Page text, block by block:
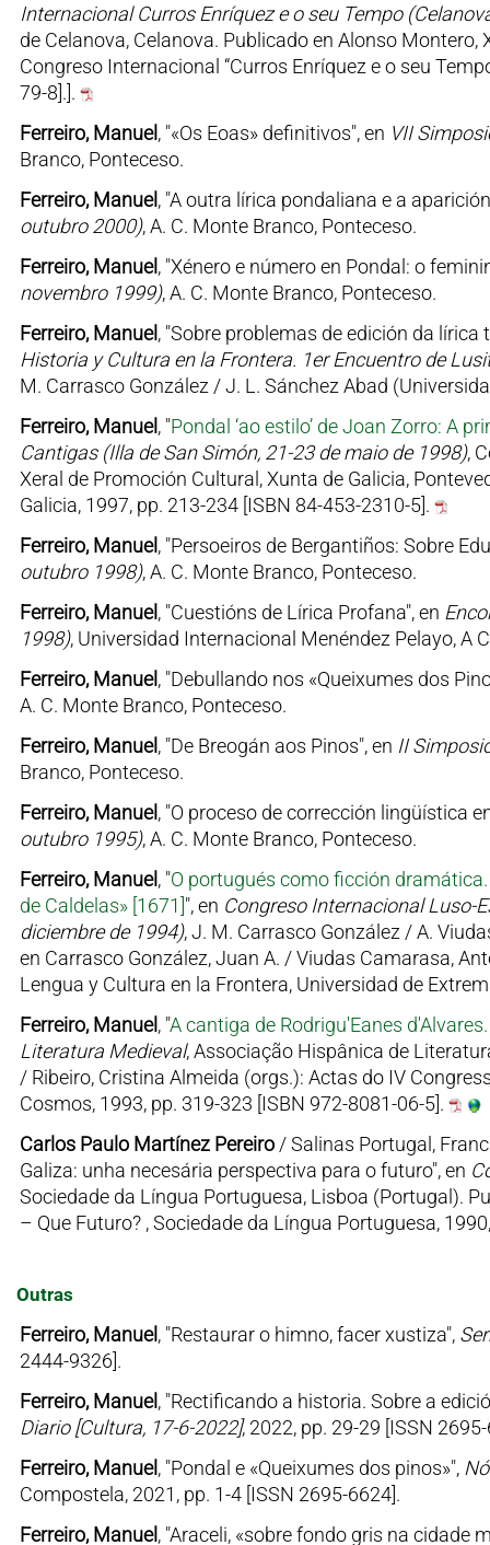
Internacional Curros Enríquez e o seu Tempo
de Celanova, Celanova. Publicado en Alonso
Congreso Internacional “Curros Enríquez e o seu
79-8].].
Ferreiro, Manuel, "«Os Eoas» definitivos", en VII
Branco, Ponteceso.
Ferreiro, Manuel, "A outra lírica pondaliana e a
outubro 2000), A. C. Monte Branco, Ponteceso.
Ferreiro, Manuel, "Xénero e número en Pondal: o
novembro 1999), A. C. Monte Branco, Ponteceso.
Ferreiro, Manuel, "Sobre problemas de edición da
Historia y Cultura en la Frontera. 1er Encuentro de
M. Carrasco González / J. L. Sánchez Abad
Ferreiro, Manuel, "Pondal ‘ao estilo’ de Joan Zorro: A
Cantigas (Illa de San Simón, 21-23 de maio de 1998),
Xeral de Promoción Cultural, Xunta de Galicia,
Galicia, 1997, pp. 213-234 [ISBN 84-453-2310-5].
Ferreiro, Manuel, "Persoeiros de Bergantiños: Sobre
outubro 1998), A. C. Monte Branco, Ponteceso.
Ferreiro, Manuel, "Cuestións de Lírica Profana", en
1998), Universidad Internacional Menéndez Pelayo, A
Ferreiro, Manuel, "Debullando nos «Queixumes dos
A. C. Monte Branco, Ponteceso.
Ferreiro, Manuel, "De Breogán aos Pinos", en II
Branco, Ponteceso.
Ferreiro, Manuel, "O proceso de corrección lingüística
outubro 1995), A. C. Monte Branco, Ponteceso.
Ferreiro, Manuel, "O portugués como ficción
de Caldelas» [1671] ", en Congreso Internacional Luso-
diciembre de 1994), J. M. Carrasco González / A.
en Carrasco González, Juan A. / Viudas Camarasa,
Lengua y Cultura en la Frontera, Universidad de
Ferreiro, Manuel, "A cantiga de Rodrigu'Eanes
Literatura Medieval, Associação Hispânica de
/ Ribeiro, Cristina Almeida (orgs.): Actas do IV
Cosmos, 1993, pp. 319-323 [ISBN 972-8081-06-5].
Carlos Paulo Martínez Pereiro/ Salinas Portugal,
Galiza: unha necesária perspectiva para o futuro", en
Sociedade da Língua Portuguesa, Lisboa (Portugal).
– Que Futuro? , Sociedade da Língua Portuguesa,
Outras
Ferreiro, Manuel, "Restaurar o himno, facer xustiza",
2444-9326].
Ferreiro, Manuel, "Rectificando a historia. Sobre a
Diario [Cultura, 17-6-2022], 2022, pp. 29-29 [ISSN
Ferreiro, Manuel, "Pondal e «Queixumes dos pinos»",
Compostela, 2021, pp. 1-4 [ISSN 2695-6624].
Ferreiro, Manuel, "Araceli, «sobre fondo gris na cidade